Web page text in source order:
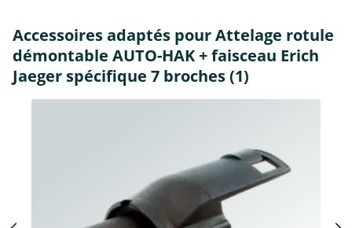
Accessoires adaptés pour Attelage rotule
démontable AUTO-HAK + faisceau Erich
Jaeger spécifique 7 broches (1)